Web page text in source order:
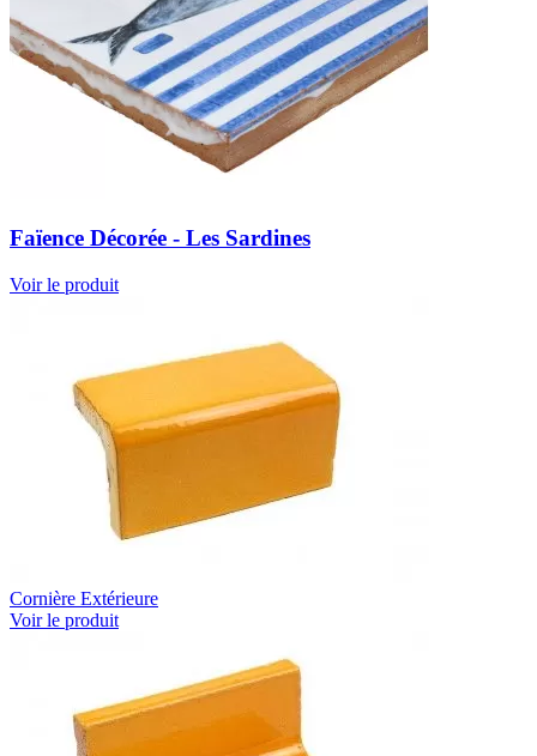
Faïence Décorée - Les Sardines
Voir le produit
Cornière Extérieure
Voir le produit